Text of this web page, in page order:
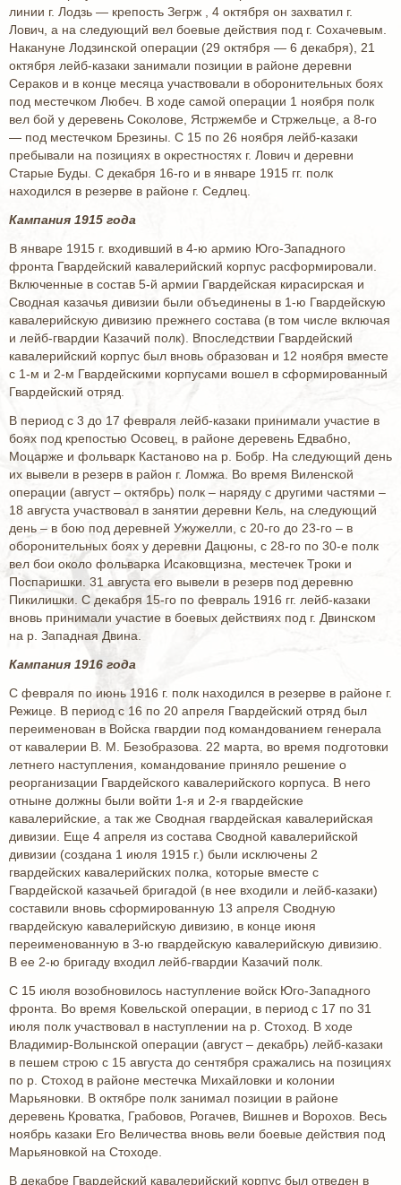
линии г. Лодзь — крепость Зегрж , 4 октября он захватил г.
Лович, а на следующий вел боевые действия под г. Сохачевым.
Накануне Лодзинской операции (29 октября — 6 декабря), 21
октября лейб-казаки занимали позиции в районе деревни
Сераков и в конце месяца участвовали в оборонительных боях
под местечком Любеч. В ходе самой операции 1 ноября полк
вел бой у деревень Соколове, Ястржембе и Стржельце, а 8-го
— под местечком Брезины. С 15 по 26 ноября лейб-казаки
пребывали на позициях в окрестностях г. Лович и деревни
Старые Буды. С декабря 16-го и в январе 1915 гг. полк
находился в резерве в районе г. Седлец.
Кампания 1915 года
В январе 1915 г. входивший в 4-ю армию Юго-Западного
фронта Гвардейский кавалерийский корпус расформировали.
Включенные в состав 5-й армии Гвардейская кирасирская и
Сводная казачья дивизии были объединены в 1-ю Гвардейскую
кавалерийскую дивизию прежнего состава (в том числе включая
и лейб-гвардии Казачий полк). Впоследствии Гвардейский
кавалерийский корпус был вновь образован и 12 ноября вместе
с 1-м и 2-м Гвардейскими корпусами вошел в сформированный
Гвардейский отряд.
В период с 3 до 17 февраля лейб-казаки принимали участие в
боях под крепостью Осовец, в районе деревень Едвабно,
Моцарже и фольварк Кастаново на р. Бобр. На следующий день
их вывели в резерв в район г. Ломжа. Во время Виленской
операции (август – октябрь) полк – наряду с другими частями –
18 августа участвовал в занятии деревни Кель, на следующий
день – в бою под деревней Ужужелли, с 20-го до 23-го – в
оборонительных боях у деревни Дацюны, с 28-го по 30-е полк
вел бои около фольварка Исаковщизна, местечек Троки и
Поспаришки. 31 августа его вывели в резерв под деревню
Пикилишки. С декабря 15-го по февраль 1916 гг. лейб-казаки
вновь принимали участие в боевых действиях под г. Двинском
на р. Западная Двина.
Кампания 1916 года
С февраля по июнь 1916 г. полк находился в резерве в районе г.
Режице. В период с 16 по 20 апреля Гвардейский отряд был
переименован в Войска гвардии под командованием генерала
от кавалерии В. М. Безобразова. 22 марта, во время подготовки
летнего наступления, командование приняло решение о
реорганизации Гвардейского кавалерийского корпуса. В него
отныне должны были войти 1-я и 2-я гвардейские
кавалерийские, а так же Сводная гвардейская кавалерийская
дивизии. Еще 4 апреля из состава Сводной кавалерийской
дивизии (создана 1 июля 1915 г.) были исключены 2
гвардейских кавалерийских полка, которые вместе с
Гвардейской казачьей бригадой (в нее входили и лейб-казаки)
составили вновь сформированную 13 апреля Сводную
гвардейскую кавалерийскую дивизию, в конце июня
переименованную в 3-ю гвардейскую кавалерийскую дивизию.
В ее 2-ю бригаду входил лейб-гвардии Казачий полк.
С 15 июля возобновилось наступление войск Юго-Западного
фронта. Во время Ковельской операции, в период с 17 по 31
июля полк участвовал в наступлении на р. Стоход. В ходе
Владимир-Волынской операции (август – декабрь) лейб-казаки
в пешем строю с 15 августа до сентября сражались на позициях
по р. Стоход в районе местечка Михайловки и колонии
Марьяновки. В октябре полк занимал позиции в районе
деревень Кроватка, Грабовов, Рогачев, Вишнев и Ворохов. Весь
ноябрь казаки Его Величества вновь вели боевые действия под
Марьяновкой на Стоходе.
В декабре Гвардейский кавалерийский корпус был отведен в